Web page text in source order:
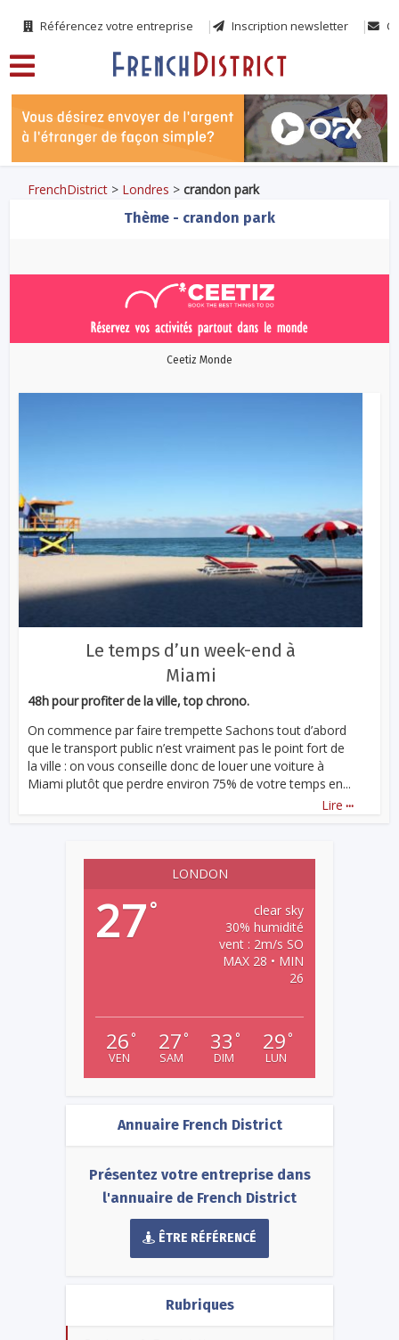
Référencez votre entreprise Inscription newsletter
FrenchDistrict > Londres >crandon park
Thème - crandon park
Ceetiz Monde
Le temps d’un week-end à
Miami
48h pour profiter de la ville, top chrono.
On commence par faire trempette Sachons tout d’abord
que le transport public n’est vraiment pas le point fort de
la ville : on vous conseille donc de louer une voiture à
Miami plutôt que perdre environ 75% de votre temps en...
Lire ...
LONDON
27°
clear sky
30% humidité
vent : 2m/s SO
MAX 28 • MIN
26
26 °
VEN
27 °
SAM
33 °
DIM
29 °
LUN
Annuaire French District
Présentez votre entreprise dans
l'annuaire de French District
ÊTRE RÉFÉRENCÉ
Rubriques